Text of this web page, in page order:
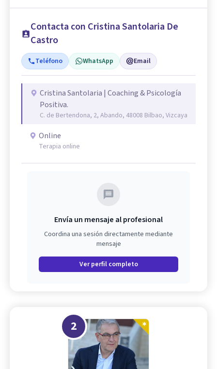
Contacta con Cristina Santolaria De
Castro
Teléfono WhatsApp Email
Cristina Santolaria | Coaching & Psicología
Positiva.
C. de Bertendona, 2, Abando, 48008 Bilbao, Vizcaya
Online
Terapia online
Envía un mensaje al profesional
Coordina una sesión directamente mediante
mensaje
Ver perfil completo
2